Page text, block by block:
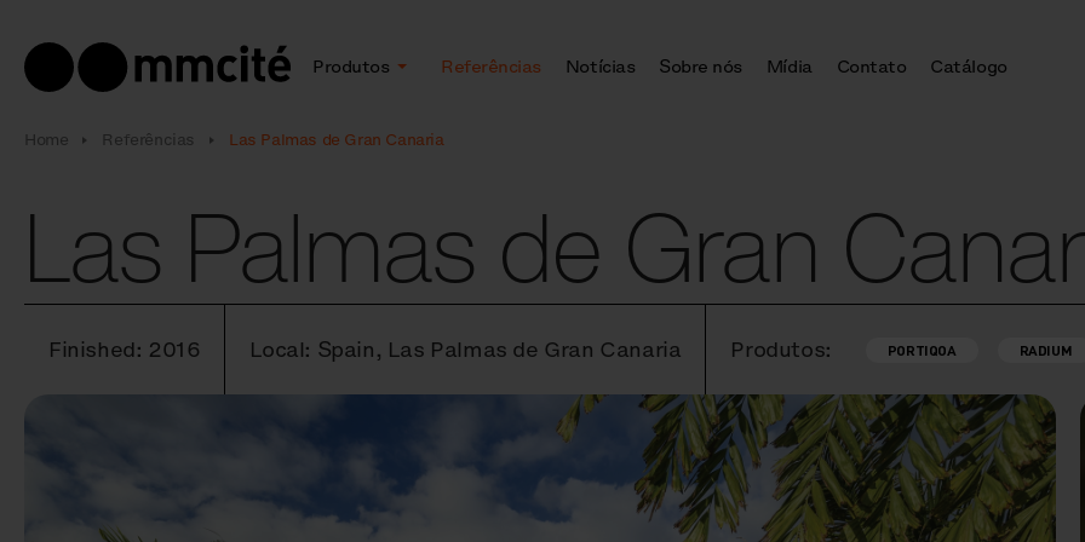
Produtos Referências Notícias Sobre nós Mídia Contato Catálogo
Home Referências Las Palmas de Gran Canaria
Las Palmas de Gran
Finished: 2016 Local: Spain, Las Palmas de Gran Canaria Produtos: PORTIQOA RADIUM